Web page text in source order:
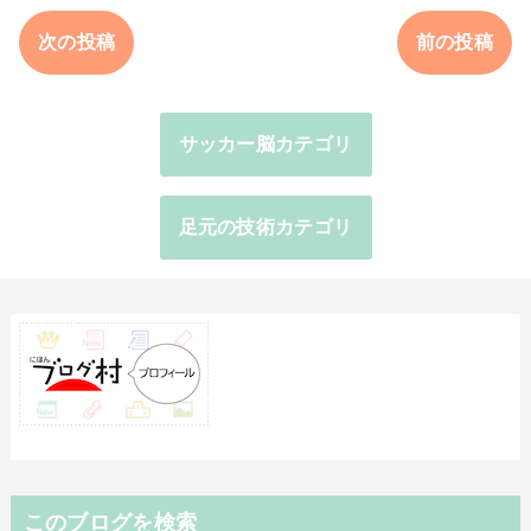
次の投稿 前の投稿
サッカー脳カテゴリ
足元の技術カテゴリ
このブログを検索